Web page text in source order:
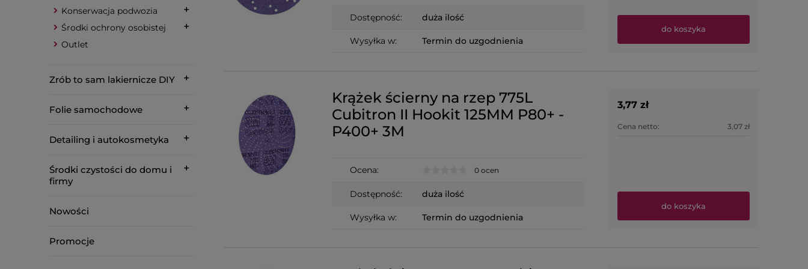
Konserwacja podwozia
Środki ochrony osobistej
Outlet
Zrób to sam lakiernicze DIY
Folie samochodowe
Detailing i autokosmetyka
Środki czystości do domu i
firmy
Nowości
Promocje
Dostępność: duża ilość
Wysyłka w: Termin do uzgodnienia
do koszyka
Krążek ścierny na rzep 775L
Cubitron II Hookit 125MM P80+ -
P400+ 3M
Ocena: 0 ocen
Dostępność: duża ilość
Wysyłka w: Termin do uzgodnienia
3,77 zł
Cena netto: 3,07 zł
do koszyka